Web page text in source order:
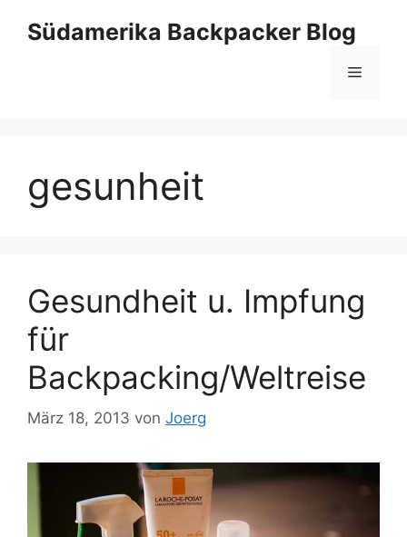
InhaltSüdamerika Backpacker Blog
Menü
gesunheit
Gesundheit u. Impfung
für
Backpacking/Weltreise
März 18, 2013 von Joerg